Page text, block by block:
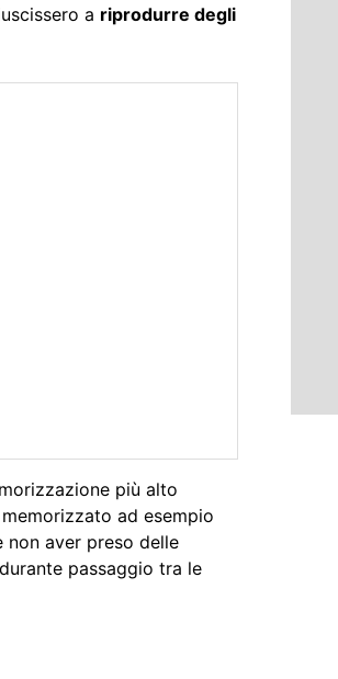
a riprodurre degli
più alto
ad esempio
non aver preso delle
passaggio tra le